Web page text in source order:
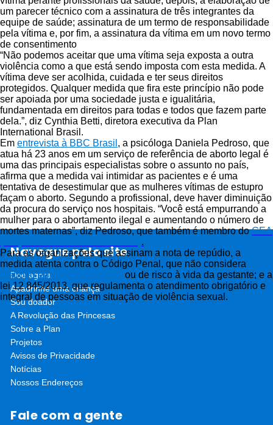
um parecer técnico com a assinatura de três integrantes da
equipe de saúde; assinatura de um termo de responsabilidade
pela vítima e, por fim, a assinatura da vítima em um novo termo
de consentimento
“Não podemos aceitar que uma vítima seja exposta a outra
violência como a que está sendo imposta com esta medida. A
vítima deve ser acolhida, cuidada e ter seus direitos
protegidos. Qualquer medida que fira este princípio não pode
ser apoiada por uma sociedade justa e igualitária,
fundamentada em direitos para todas e todos que fazem parte
dela.”, diz Cynthia Betti, diretora executiva da Plan
International Brasil.
Em entrevista à BBC Brasil , a psicóloga Daniela Pedroso, que
atua há 23 anos em um serviço de referência de aborto legal é
uma das principais especialistas sobre o assunto no país,
afirma que a medida vai intimidar as pacientes e é uma
tentativa de desestimular que as mulheres vítimas de estupro
façam o aborto. Segundo a profissional, deve haver diminuição
da procura do serviço nos hospitais. “Você está empurrando a
mulher para o abortamento ilegal e aumentando o número de
mortes maternas”, diz Pedroso, que também é membro doGEA
.
Para as organizações que assinam a nota de repúdio, a
medida atenta contra o Código Penal, que não considera
o aborto em caso de estupro
ou de risco à vida da gestante; e a
lei 12.845/2013, que regulamenta o atendimento obrigatório e
integral de pessoas em situação de violência sexual.
Navegue pelo site
Doe agora
Apadrinhe uma criança
Sou doador
A Revolução das Princesas
Sobre a Plan
Projetos
Avisos de Privacidade
Notícias
Nossos Endereços
Fale com a gente